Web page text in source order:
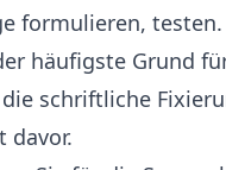
formulieren,
häufigste Grund
schriftliche
davor.